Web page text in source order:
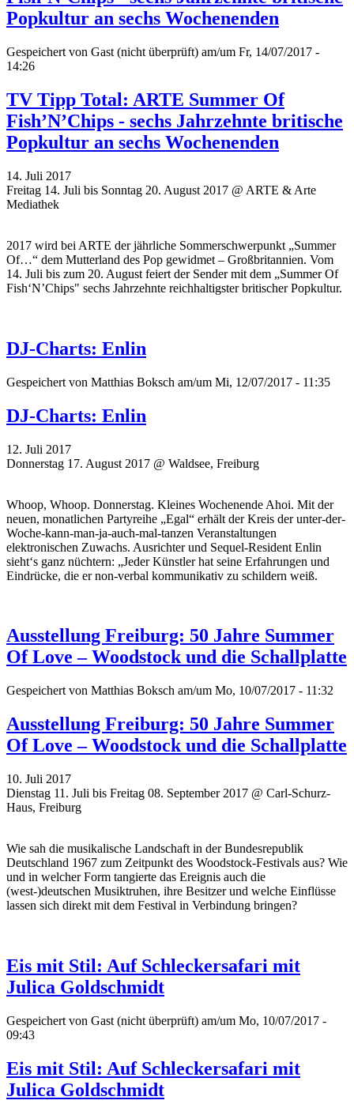
Popkultur an sechs Wochenenden
Gespeichert von Gast (nicht überprüft) am/um Fr, 14/07/2017 -
14:26
TV Tipp Total: ARTE Summer Of
Fish’N’Chips - sechs Jahrzehnte britische
Popkultur an sechs Wochenenden
14. Juli 2017
Freitag 14. Juli bis Sonntag 20. August 2017 @ ARTE & Arte
Mediathek
2017 wird bei ARTE der jährliche Sommerschwerpunkt „Summer
Of…“ dem Mutterland des Pop gewidmet – Großbritannien. Vom
14. Juli bis zum 20. August feiert der Sender mit dem „Summer Of
Fish‘N’Chips" sechs Jahrzehnte reichhaltigster britischer Popkultur.
DJ-Charts: Enlin
Gespeichert von Matthias Boksch am/um Mi, 12/07/2017 - 11:35
DJ-Charts: Enlin
12. Juli 2017
Donnerstag 17. August 2017 @ Waldsee, Freiburg
Whoop, Whoop. Donnerstag. Kleines Wochenende Ahoi. Mit der
neuen, monatlichen Partyreihe „Egal“ erhält der Kreis der unter-der-
Woche-kann-man-ja-auch-mal-tanzen Veranstaltungen
elektronischen Zuwachs. Ausrichter und Sequel-Resident Enlin
sieht‘s ganz nüchtern: „Jeder Künstler hat seine Erfahrungen und
Eindrücke, die er non-verbal kommunikativ zu schildern weiß.
Ausstellung Freiburg: 50 Jahre Summer
Of Love – Woodstock und die Schallplatte
Gespeichert von Matthias Boksch am/um Mo, 10/07/2017 - 11:32
Ausstellung Freiburg: 50 Jahre Summer
Of Love – Woodstock und die Schallplatte
10. Juli 2017
Dienstag 11. Juli bis Freitag 08. September 2017 @ Carl-Schurz-
Haus, Freiburg
Wie sah die musikalische Landschaft in der Bundesrepublik
Deutschland 1967 zum Zeitpunkt des Woodstock-Festivals aus? Wie
und in welcher Form tangierte das Ereignis auch die
(west-)deutschen Musiktruhen, ihre Besitzer und welche Einflüsse
lassen sich direkt mit dem Festival in Verbindung bringen?
Eis mit Stil: Auf Schleckersafari mit
Julica Goldschmidt
Gespeichert von Gast (nicht überprüft) am/um Mo, 10/07/2017 -
09:43
Eis mit Stil: Auf Schleckersafari mit
Julica Goldschmidt